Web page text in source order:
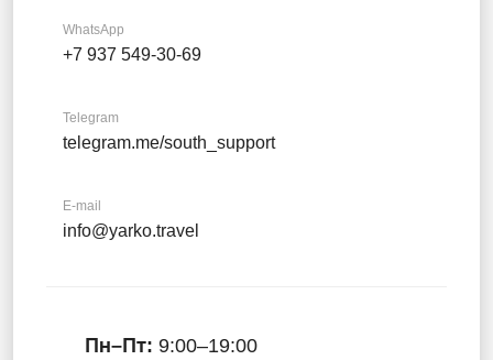
WhatsApp
+7 937 549-30-69
Telegram
telegram.me/south_support
E-mail
info@yarko.travel
Пн–Пт: 9:00–19:00